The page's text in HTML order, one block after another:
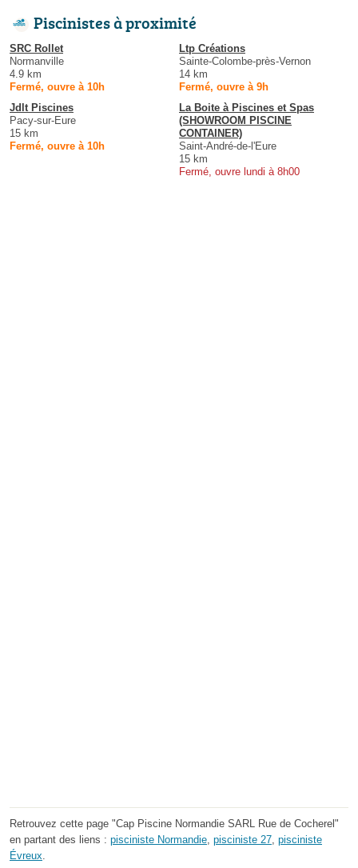
Piscinistes à proximité
SRC Rollet
Normanville
4.9 km
Fermé, ouvre à 10h
Ltp Créations
Sainte-Colombe-près-Vernon
14 km
Fermé, ouvre à 9h
Jdlt Piscines
Pacy-sur-Eure
15 km
Fermé, ouvre à 10h
La Boite à Piscines et Spas
(SHOWROOM PISCINE
CONTAINER)
Saint-André-de-l'Eure
15 km
Fermé, ouvre lundi à 8h00
Retrouvez cette page "Cap Piscine Normandie SARL Rue de Cocherel"
en partant des liens : pisciniste Normandie, pisciniste 27, pisciniste
Évreux.